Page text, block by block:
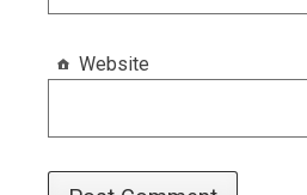
Website